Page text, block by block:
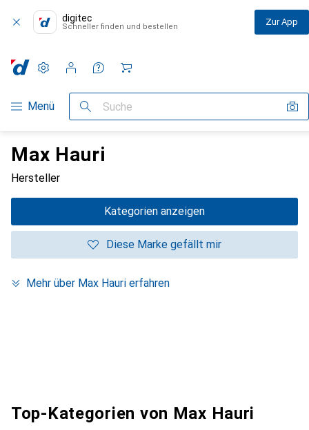
digitec
Schneller finden und bestellen Zur App
Navigation nach Kategorien
Menü Suche
Einstellungen
Kundenkonto
Vergleichslisten
Merklisten
Warenkorb
Max Hauri
Hersteller
Kategorien anzeigen
Diese Marke gefällt mir
Mehr über Max Hauri erfahren
Top-Kategorien von Max Hauri